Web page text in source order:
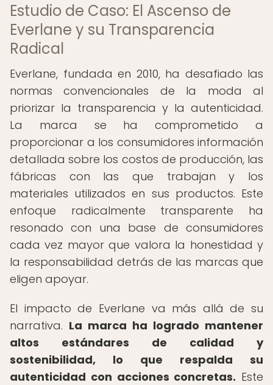
Estudio de Caso: El Ascenso de
Everlane y su Transparencia
Radical
Everlane, fundada en 2010, ha desafiado las
normas convencionales de la moda al
priorizar la transparencia y la autenticidad.
La marca se ha comprometido a
proporcionar a los consumidores información
detallada sobre los costos de producción, las
fábricas con las que trabajan y los
materiales utilizados en sus productos. Este
enfoque radicalmente transparente ha
resonado con una base de consumidores
cada vez mayor que valora la honestidad y
la responsabilidad detrás de las marcas que
eligen apoyar.
El impacto de Everlane va más allá de su
narrativa. La marca ha logrado mantener
altos estándares de calidad y
sostenibilidad, lo que respalda su
autenticidad con acciones concretas. Este